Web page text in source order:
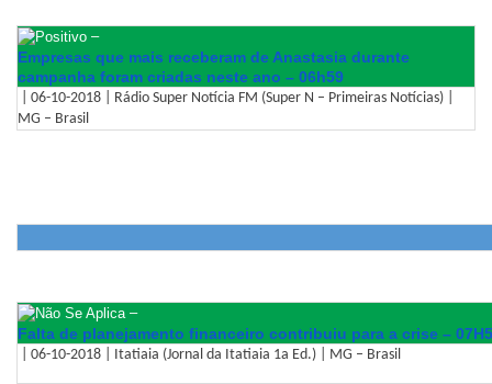
–
Empresas que mais receberam de Anastasia durante
campanha foram criadas neste ano – 06h59
| 06-10-2018 | Rádio Super Notícia FM (Super N – Primeiras Notícias) |
MG – Brasil
–
Falta de planejamento financeiro contribuiu para a crise –
| 06-10-2018 | Itatiaia (Jornal da Itatiaia 1a Ed.) | MG – Brasil